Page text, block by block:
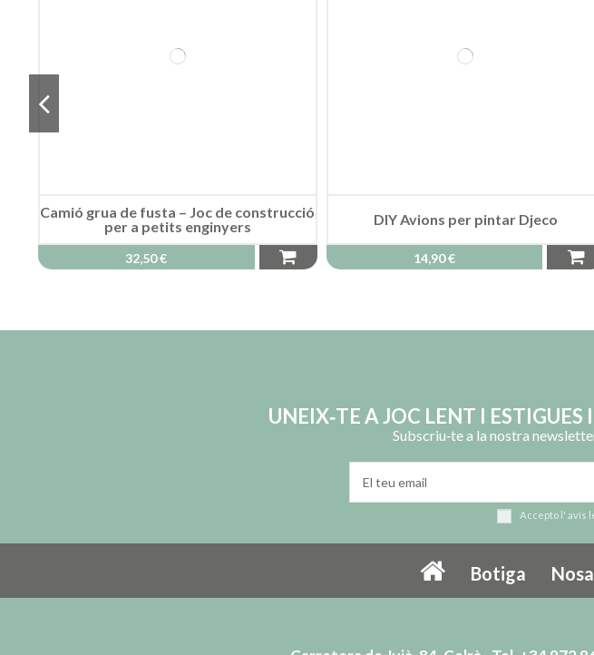
Camió grua de fusta – Joc de construcció
per a petits enginyers
32,50 €
DIY Avions per pintar Djeco
14,90 €
UNEIX‑TE A JOC LENT I
Subscriu‑te a la nostra
Accepto l' avís
Botiga